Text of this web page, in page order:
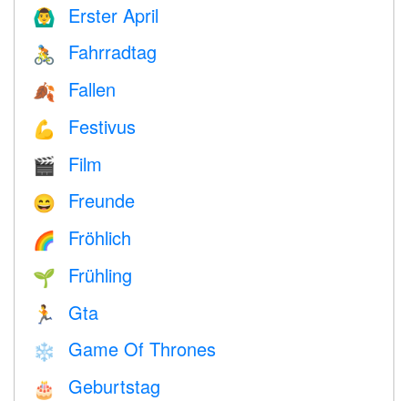
🙆‍♂️ Erster April
🚴 Fahrradtag
🍂 Fallen
💪 Festivus
🎬 Film
😄 Freunde
🌈 Fröhlich
🌱 Frühling
🏃 Gta
❄️ Game Of Thrones
🎂 Geburtstag